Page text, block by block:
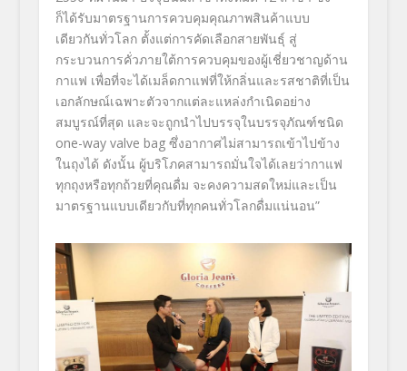
ก็ได้รับมาตรฐานการควบคุมคุณภาพสินค้าแบบ
เดียวกันทั่วโลก ตั้งแต่การคัดเลือกสายพันธุ์ สู่
กระบวนการคั่วภายใต้การควบคุมของผู้เชี่ยวชาญด้าน
กาแฟ เพื่อที่จะได้เมล็ดกาแฟที่ให้กลิ่นและรสชาติที่เป็น
เอกลักษณ์เฉพาะตัวจากแต่ละแหล่งกำเนิดอย่าง
สมบูรณ์ที่สุด และจะถูกนำไปบรรจุในบรรจุภัณฑ์ชนิด
one-way valve bag ซึ่งอากาศไม่สามารถเข้าไปข้าง
ในถุงได้ ดังนั้น ผู้บริโภคสามารถมั่นใจได้เลยว่ากาแฟ
ทุกถุงหรือทุกถ้วยที่คุณดื่ม จะคงความสดใหม่และเป็น
มาตรฐานแบบเดียวกับที่ทุกคนทั่วโลกดื่มแน่นอน”